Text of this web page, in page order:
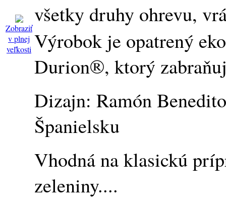
Zobraziť
v plnej
veľkosti
všetky druhy ohrevu,
Výrobok je opatrený
Durion®, ktorý
Dizajn: Ramón
Španielsku
Vhodná na klasickú
zeleniny....